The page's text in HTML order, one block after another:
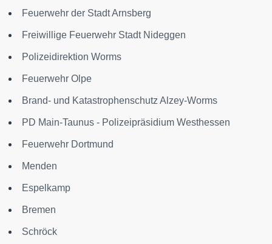
Feuerwehr der Stadt Arnsberg
Freiwillige Feuerwehr Stadt Nideggen
Polizeidirektion Worms
Feuerwehr Olpe
Brand- und Katastrophenschutz Alzey-Worms
PD Main-Taunus - Polizeipräsidium Westhessen
Feuerwehr Dortmund
Menden
Espelkamp
Bremen
Schröck